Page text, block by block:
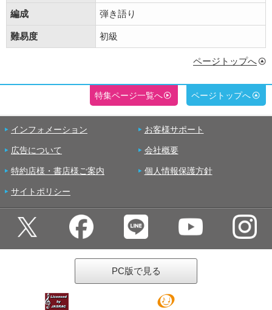
編成 弾き語り
難易度 初級
ページトップへ
特集ページ一覧へ ページトップへ
インフォメーション お客様サポート
広告について 会社概要
特約店様・書店様ご案内 個人情報保護方針
サイトポリシー
PC版で見る